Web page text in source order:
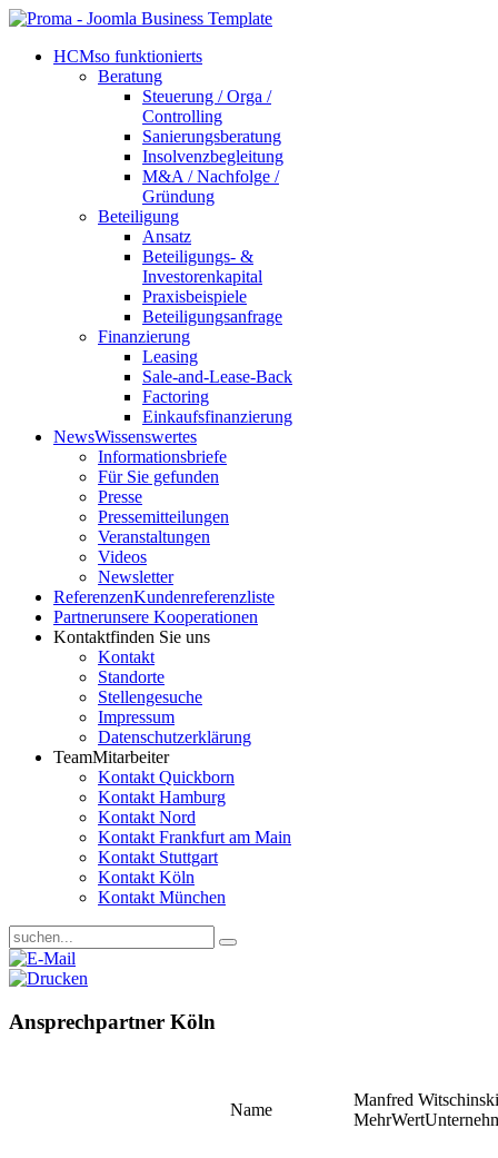
HCMso funktionierts
Beratung
Steuerung / Orga /
Controlling
Sanierungsberatung
Insolvenzbegleitung
M&A / Nachfolge /
Gründung
Beteiligung
Ansatz
Beteiligungs- &
Investorenkapital
Praxisbeispiele
Beteiligungsanfrage
Finanzierung
Leasing
Sale-and-Lease-Back
Factoring
Einkaufsfinanzierung
NewsWissenswertes
Informationsbriefe
Für Sie gefunden
Presse
Pressemitteilungen
Veranstaltungen
Videos
Newsletter
ReferenzenKundenreferenzliste
Partnerunsere Kooperationen
Kontaktfinden Sie uns
Kontakt
Standorte
Stellengesuche
Impressum
Datenschutzerklärung
TeamMitarbeiter
Kontakt Quickborn
Kontakt Hamburg
Kontakt Nord
Kontakt Frankfurt am Main
Kontakt Stuttgart
Kontakt Köln
Kontakt München
Ansprechpartner Köln
Name
Manfred Witschinski